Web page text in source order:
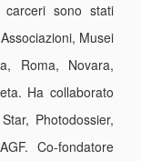
sono stati
Musei
Roma, Novara,
Ha collaborato
Photodossier,
Co-fondatore